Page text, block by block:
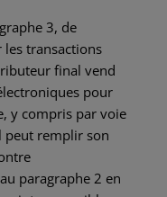
3, de
les transactions
final vend
pour
y compris par voie
peut remplir son
paragraphe 2 en